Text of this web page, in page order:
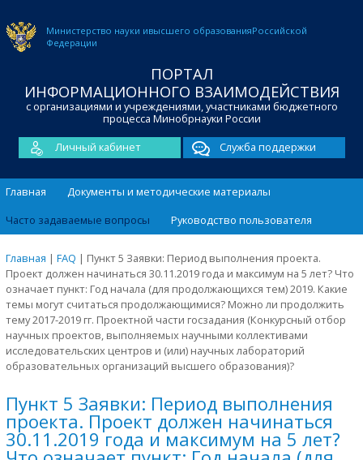
Министерство науки ивысшего образованияРоссийской
Федерации
ПОРТАЛ
ИНФОРМАЦИОННОГО ВЗАИМОДЕЙСТВИЯ
с организациями и учреждениями, участниками бюджетного
процесса Минобрнауки России
Личный кабинет
Служба поддержки
Главная
Документы и методические материалы
Часто задаваемые вопросы
Руководство пользователя
Главная | FAQ | Пункт 5 Заявки: Период выполнения проекта.
Проект должен начинаться 30.11.2019 года и максимум на 5 лет? Что
означает пункт: Год начала (для продолжающихся тем) 2019. Какие
темы могут считаться продолжающимися? Можно ли продолжить
тему 2017-2019 гг. Проектной части госзадания (Конкурсный отбор
научных проектов, выполняемых научными коллективами
исследовательских центров и (или) научных лабораторий
образовательных организаций высшего образования)?
Пункт 5 Заявки: Период выполнения
проекта. Проект должен начинаться
30.11.2019 года и максимум на 5 лет?